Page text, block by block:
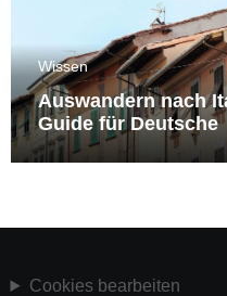
Wissen
Auswandern nach
Guide für Deutsche
Cookies bearbeiten